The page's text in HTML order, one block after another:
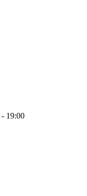
19:00